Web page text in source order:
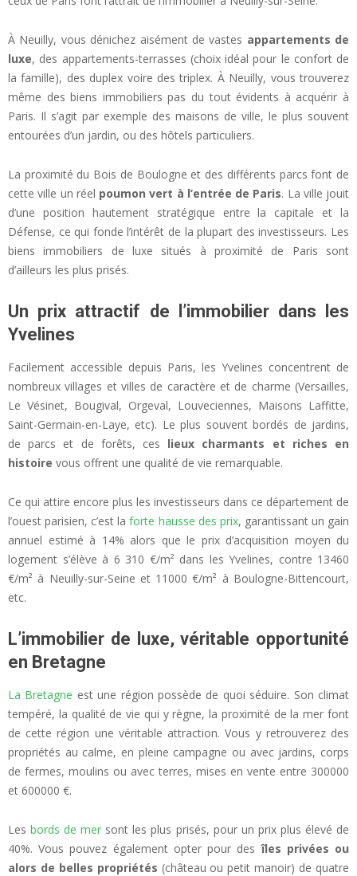
À Neuilly, vous dénichez aisément de vastes appartements de
luxe, des appartements-terrasses (choix idéal pour le confort de
la famille), des duplex voire des triplex. À Neuilly, vous trouverez
même des biens immobiliers pas du tout évidents à acquérir à
Paris. Il s’agit par exemple des maisons de ville, le plus souvent
entourées d’un jardin, ou des hôtels particuliers.
La proximité du Bois de Boulogne et des différents parcs font de
cette ville un réel poumon vert à l’entrée de Paris. La ville jouit
d’une position hautement stratégique entre la capitale et la
Défense, ce qui fonde l’intérêt de la plupart des investisseurs. Les
biens immobiliers de luxe situés à proximité de Paris sont
d’ailleurs les plus prisés.
Un prix attractif de l’immobilier dans les
Yvelines
Facilement accessible depuis Paris, les Yvelines concentrent de
nombreux villages et villes de caractère et de charme (Versailles,
Le Vésinet, Bougival, Orgeval, Louveciennes, Maisons Laffitte,
Saint-Germain-en-Laye, etc). Le plus souvent bordés de jardins,
de parcs et de forêts, ces lieux charmants et riches en
histoire vous offrent une qualité de vie remarquable.
Ce qui attire encore plus les investisseurs dans ce département de
l’ouest parisien, c’est laforte hausse des prix, garantissant un gain
annuel estimé à 14% alors que le prix d’acquisition moyen du
logement s’élève à 6 310 €/m² dans les Yvelines, contre 13460
€/m² à Neuilly-sur-Seine et 11000 €/m² à Boulogne-Bittencourt,
etc.
L’immobilier de luxe, véritable opportunité
en Bretagne
La Bretagne est une région possède de quoi séduire. Son climat
tempéré, la qualité de vie qui y règne, la proximité de la mer font
de cette région une véritable attraction. Vous y retrouverez des
propriétés au calme, en pleine campagne ou avec jardins, corps
de fermes, moulins ou avec terres, mises en vente entre 300000
et 600000 €.
Lesbords de mer sont les plus prisés, pour un prix plus élevé de
40%. Vous pouvez également opter pour desîles privées ou
alors de belles propriétés (château ou petit manoir) de quatre